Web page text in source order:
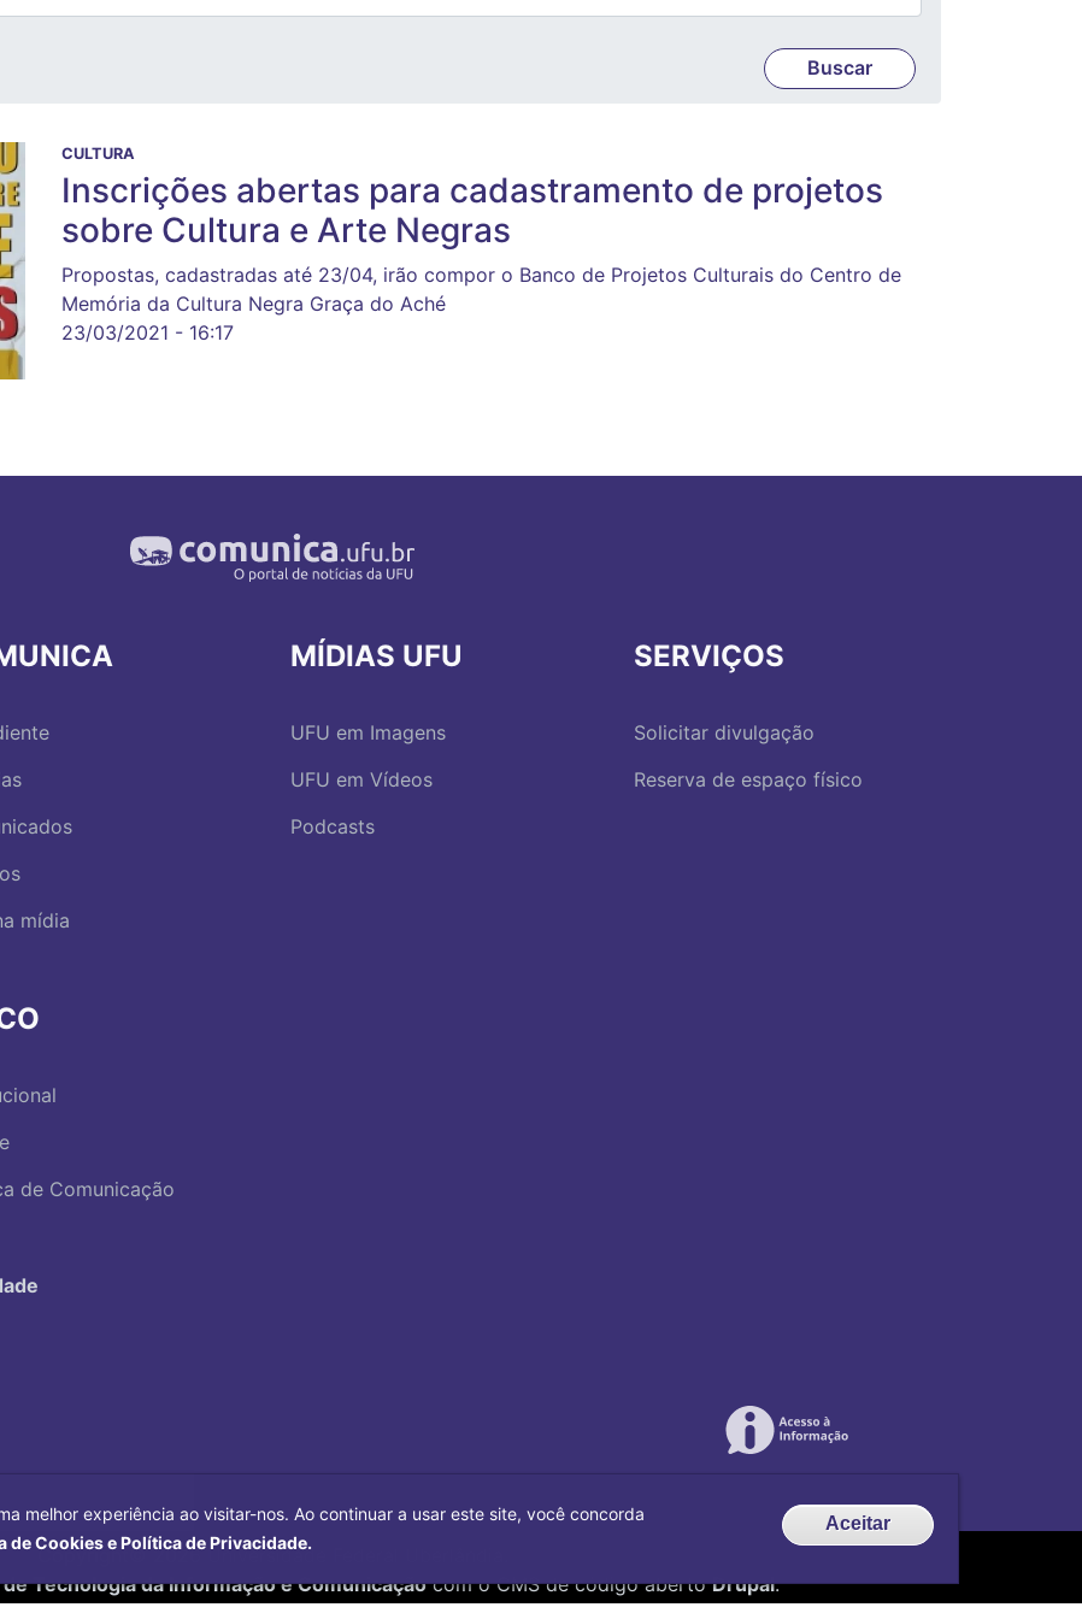
CULTURA
Inscrições abertas para cadastramento de projetos
sobre Cultura e Arte Negras
Propostas, cadastradas até 23/04, irão compor o Banco de Projetos Culturais do Centro de
Memória da Cultura Negra Graça do Aché
23/03/2021 - 16:17
mídia
de Comunicação
MÍDIAS UFU
UFU em Imagens
UFU em Vídeos
Podcasts
SERVIÇOS
Solicitar divulgação
Reserva de espaço físico
Copyright©2026Universidade Federal Uberlândia.
Tecnologia da Informação e Comunicaçãocom o CMS de código abertoDrupal.
melhor experiência ao visitar-nos. Ao continuar a usar este site, você concorda
de Cookies e Política de Privacidade.
Aceitar